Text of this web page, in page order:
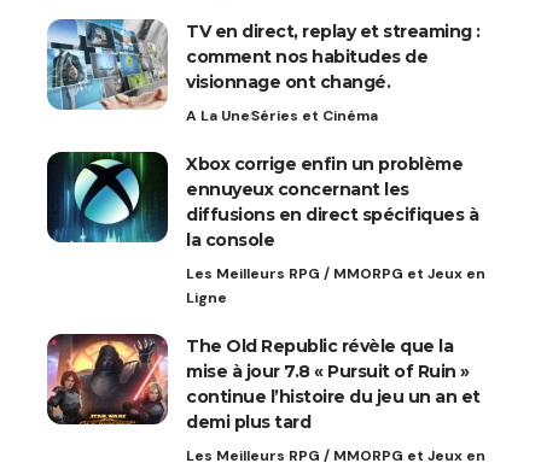
TV en direct, replay et streaming :
comment nos habitudes de
visionnage ont changé.
A La UneSéries et Cinéma
Xbox corrige enfin un problème
ennuyeux concernant les
diffusions en direct spécifiques à
la console
Les Meilleurs RPG / MMORPG et Jeux en
Ligne
The Old Republic révèle que la
mise à jour 7.8 « Pursuit of Ruin »
continue l’histoire du jeu un an et
demi plus tard
Les Meilleurs RPG / MMORPG et Jeux en